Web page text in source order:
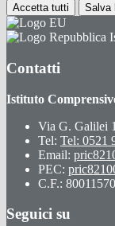
Accetta tutti Salva
Contatti
Istituto
Via G. Galilei
Tel: Tel: 0521
Email:
PEC:
C.F.:
Seguici su